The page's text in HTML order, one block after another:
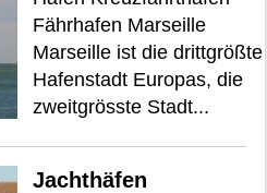
Fährhafen Marseille
Marseille ist die drittgrößte
Hafenstadt Europas, die
zweitgrösste Stadt...
Jachthäfen